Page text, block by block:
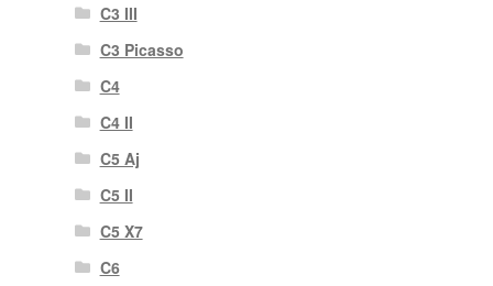
C3 III
C3 Picasso
C4
C4 II
C5 Aj
C5 II
C5 X7
C6